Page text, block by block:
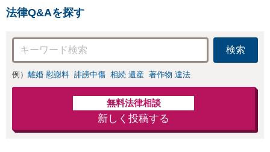
法律Q&Aを探す
検索
例） 離婚 慰謝料 誹謗中傷 相続 遺産 著作物 違法
無料法律相談
新しく投稿する